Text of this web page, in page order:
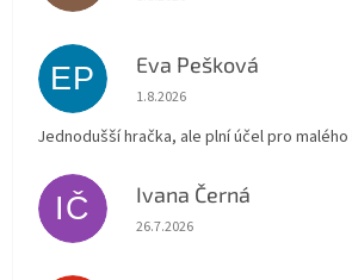
EP Eva Pešková
Hodnocení obchodu je 5 z 5
1.8.2026
Jednodušší hračka, ale plní účel pro malého
IČ Ivana Černá
Hodnocení obchodu je 5 z 5
26.7.2026